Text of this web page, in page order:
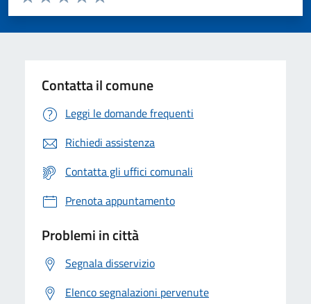
Valuta 5 stelle su 5
Valuta 4 stelle su 5
Valuta 3 stelle su 5
Valuta 2 stelle su 5
Valuta 1 stelle su 5
Contatta il comune
Leggi le domande frequenti
Richiedi assistenza
Contatta gli uffici comunali
Prenota appuntamento
Problemi in città
Segnala disservizio
Elenco segnalazioni pervenute